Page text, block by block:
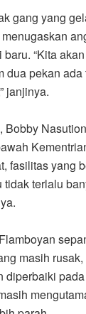
gang yang
“Kita
dua pekan
janjinya.
Bobby
fasilitas yang
tidak terlalu
masih
diperbaiki